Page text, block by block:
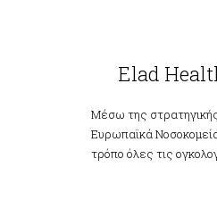
Elad
Μέσω της
Ευρωπαϊκά
τρόπο όλες τις